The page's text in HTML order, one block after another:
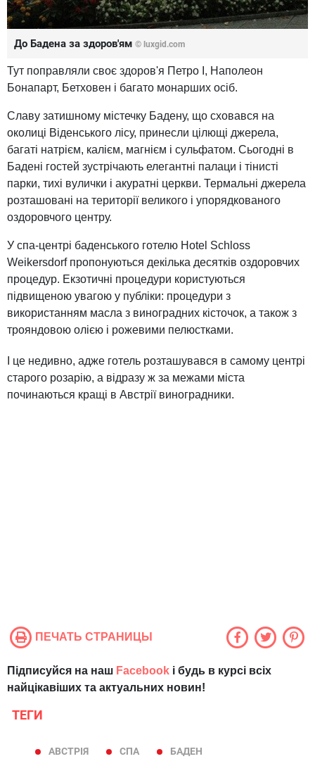
До Бадена за здоров'ям © luxgid.com
Тут поправляли своє здоров'я Петро I, Наполеон
Бонапарт, Бетховен і багато монарших осіб.
Славу затишному містечку Бадену, що сховався на
околиці Віденського лісу, принесли цілющі джерела,
багаті натрієм, калієм, магнієм і сульфатом. Сьогодні в
Бадені гостей зустрічають елегантні палаци і тінисті
парки, тихі вулички і акуратні церкви. Термальні джерела
розташовані на території великого і упорядкованого
оздоровчого центру.
У спа-центрі баденського готелю Hotel Schloss
Weikersdorf пропонуються декілька десятків оздоровчих
процедур. Екзотичні процедури користуються
підвищеною увагою у публіки: процедури з
використанням масла з виноградних кісточок, а також з
трояндовою олією і рожевими пелюстками.
І це недивно, адже готель розташувався в самому центрі
старого розарію, а відразу ж за межами міста
починаються кращі в Австрії виноградники.
ПЕЧАТЬ СТРАНИЦЫ
Підписуйся на наш Facebook і будь в курсі всіх
найцікавіших та актуальних новин!
ТЕГИ
АВСТРІЯ СПА БАДЕН